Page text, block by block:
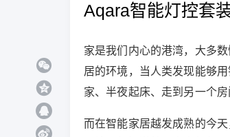
Aqara智能灯控套
家是我们内心的港湾，大多
居的环境，当人类发现能够
家、半夜起床、走到另一个
而在智能家居越发成熟的今